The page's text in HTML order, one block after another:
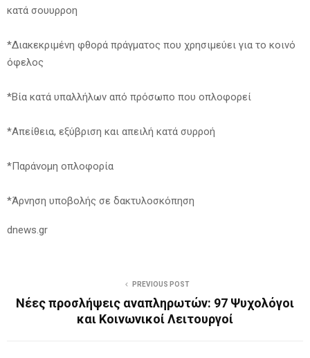
κατά σουυρροη
*Διακεκριμένη φθορά πράγματος που χρησιμεύει για το κοινό
όφελος
*Βία κατά υπαλλήλων από πρόσωπο που οπλοφορεί
*Απείθεια, εξύβριση και απειλή κατά συρροή
*Παράνομη οπλοφορία
*Άρνηση υποβολής σε δακτυλοσκόπηση
dnews.gr
PREVIOUS POST
Νέες προσλήψεις αναπληρωτών: 97 Ψυχολόγοι
και Κοινωνικοί Λειτουργοί